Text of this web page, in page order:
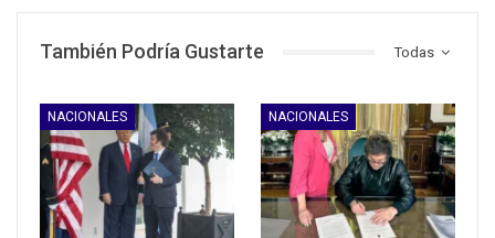
Todas
También Podría Gustarte
NACIONALES NACIONALES